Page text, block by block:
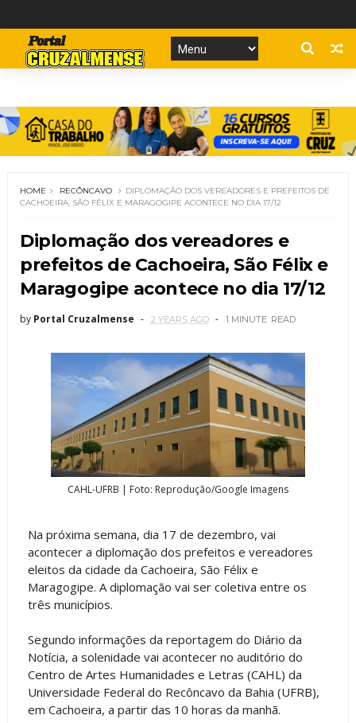
HOME RECÔNCAVO
DIPLOMAÇÃO DOS VEREADORES E PREFEITOS DE
CACHOEIRA, SÃO FÉLIX E MARAGOGIPE ACONTECE NO DIA 17/12
Diplomação dos vereadores e
prefeitos de Cachoeira, São Félix e
Maragogipe acontece no dia 17/12
by Portal Cruzalmense 2 YEARS AGO 1 MINUTE READ
CAHL-UFRB | Foto: Reprodução/Google Imagens
Na próxima semana, dia 17 de dezembro, vai
acontecer a diplomação dos prefeitos e vereadores
eleitos da cidade da Cachoeira, São Félix e
Maragogipe. A diplomação vai ser coletiva entre os
três municípios.
Segundo informações da reportagem do Diário da
Notícia, a solenidade vai acontecer no auditório do
Centro de Artes Humanidades e Letras (CAHL) da
Universidade Federal do Recôncavo da Bahia (UFRB),
em Cachoeira, a partir das 10 horas da manhã.